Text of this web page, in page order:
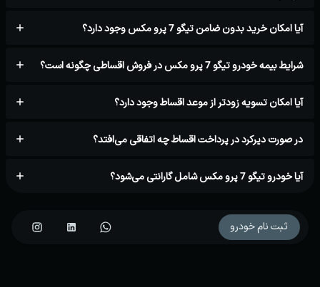
آیا امکان خرید بدون ضامن تیگو 7 پرو مکس وجود دارد؟
شرایط بیمه خودرو تیگو 7 پرو مکس در فروش اقساطی چگونه است؟
آیا امکان تسویه زودتر از موعد اقساط وجود دارد؟
در صورت دیرکرد در پرداخت اقساط چه اتفاقی می‌افتد؟
آیا خودرو تیگو 7 پرو مکس شامل گارانتی می‌شود؟
ثبت نام خودرو